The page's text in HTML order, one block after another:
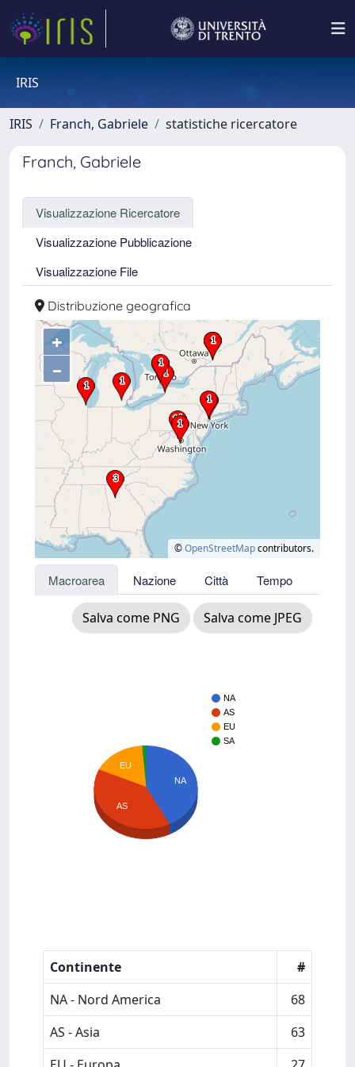
IRIS
IRIS Franch, Gabriele statistiche ricercatore
Franch, Gabriele
Visualizzazione Ricercatore
Visualizzazione Pubblicazione
Visualizzazione File
Distribuzione geografica
+
–
©OpenStreetMapcontributors.
Macroarea Nazione Città Tempo
Salva come PNG Salva come JPEG
NA
AS
EU
SA
NA
EU
AS
Continente
#
NA - Nord America
68
AS - Asia
63